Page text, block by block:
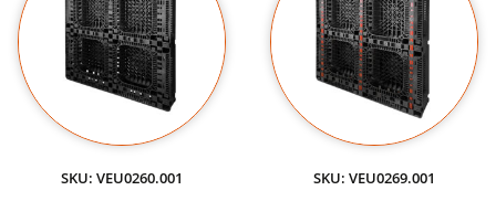
SKU: VEU0260.001 SKU: VEU0269.001